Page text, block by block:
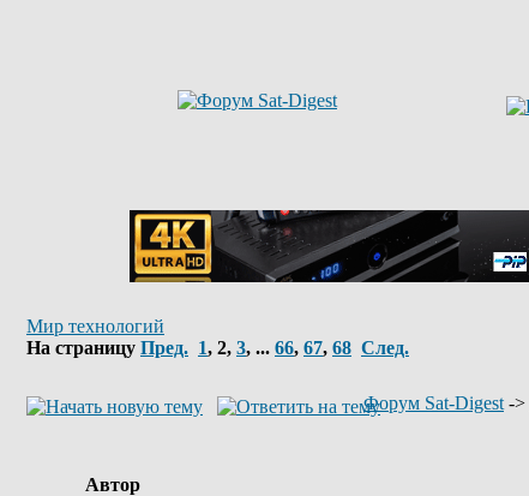
Мир технологий
На страницу Пред. 1, 2, 3, ... 66, 67, 68 След.
Форум Sat-Digest ->
Автор